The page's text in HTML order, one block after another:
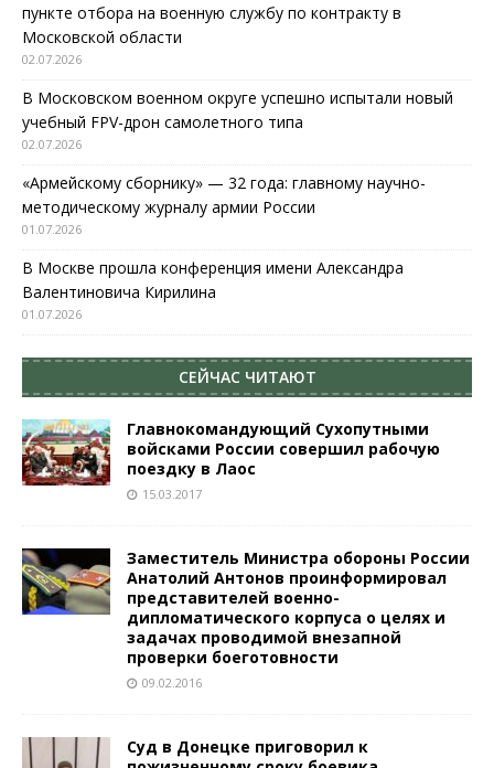
пункте отбора на военную службу по контракту в
Московской области
02.07.2026
В Московском военном округе успешно испытали новый
учебный FPV-дрон самолетного типа
02.07.2026
«Армейскому сборнику» — 32 года: главному научно-
методическому журналу армии России
01.07.2026
В Москве прошла конференция имени Александра
Валентиновича Кирилина
01.07.2026
СЕЙЧАС ЧИТАЮТ
Главнокомандующий Сухопутными
войсками России совершил рабочую
поездку в Лаос
15.03.2017
Заместитель Министра обороны России
Анатолий Антонов проинформировал
представителей военно-
дипломатического корпуса о целях и
задачах проводимой внезапной
проверки боеготовности
09.02.2016
Суд в Донецке приговорил к